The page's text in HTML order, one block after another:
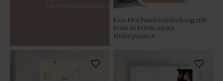
Eco Hochzeitseinladung mit
Foto in Form eines
Reisepasses